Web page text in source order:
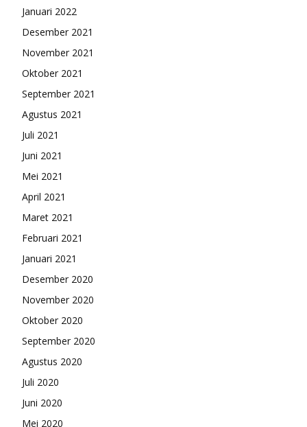
Januari 2022
Desember 2021
November 2021
Oktober 2021
September 2021
Agustus 2021
Juli 2021
Juni 2021
Mei 2021
April 2021
Maret 2021
Februari 2021
Januari 2021
Desember 2020
November 2020
Oktober 2020
September 2020
Agustus 2020
Juli 2020
Juni 2020
Mei 2020